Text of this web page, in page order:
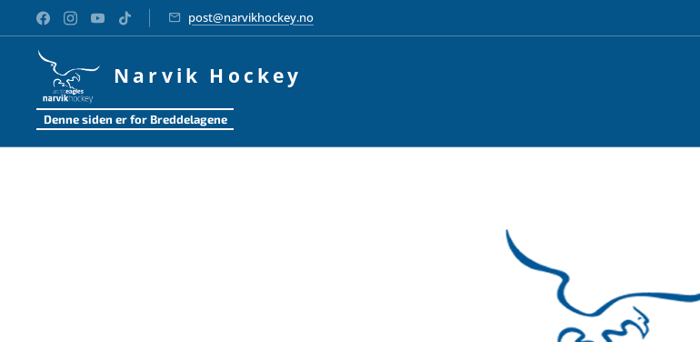
post@narvikhockey.no
Narvik Hockey
Denne siden er for Breddelagene